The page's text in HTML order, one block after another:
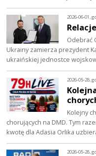
2026-06-01,
Odebrać
Ukrainy zamierza prezydent
ukraińskiej jednostce
2026-05-28,
Kolejny
chorujących na DMD. Tym
kwotę dla Adasia Orlika
2026-05-28,